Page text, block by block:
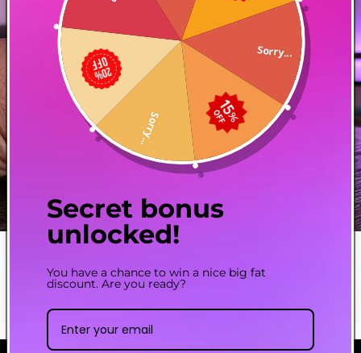
Right
Sorry...
Sorry...
Secret bonus
unlocked!
You have a chance to win a nice big fat
discount. Are you ready?